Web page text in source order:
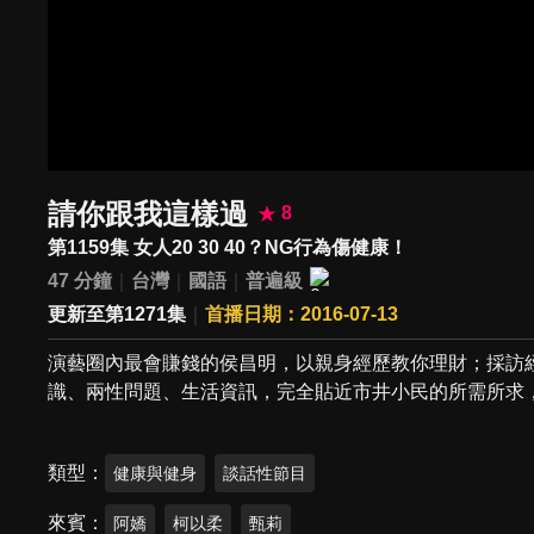
請你跟我這樣過
8
第1159集 女人20 30 40？NG行為傷健康！
47 分鐘
台灣 國語
普遍級
更新至第1271集
首播日期：2016-07-13
演藝圈內最會賺錢的侯昌明，以親身經歷教你理財；採
識、兩性問題、生活資訊，完全貼近市井小民的所需所求
類型 健康與健身 談話性節目
來賓 阿嬌 柯以柔 甄莉